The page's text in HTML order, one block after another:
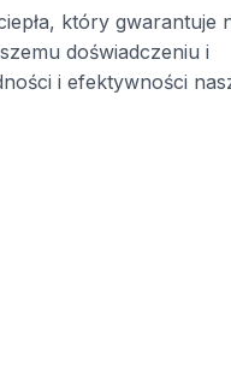
który gwarantuje
doświadczeniu i
i efektywności